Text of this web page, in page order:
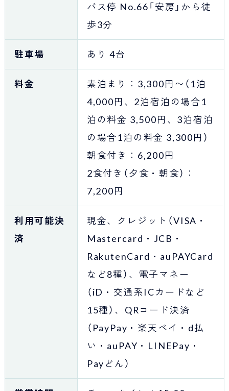
バス停 No.66「安房」から徒
歩3分
駐車場 あり 4台
料金
素泊まり：3,300円〜（1泊
4,000円、2泊宿泊の場合1
泊の料金 3,500円、3泊宿泊
の場合1泊の料金 3,300円）
朝食付き：6,200円
2食付き（夕食・朝食）：
7,200円
利用可能決
済
現金、クレジット（VISA・
Mastercard・JCB・
RakutenCard・auPAYCard
など8種）、電子マネー
（iD・交通系ICカードなど
15種）、QRコード決済
（PayPay・楽天ペイ・d払
い・auPAY・LINEPay・
Payどん）